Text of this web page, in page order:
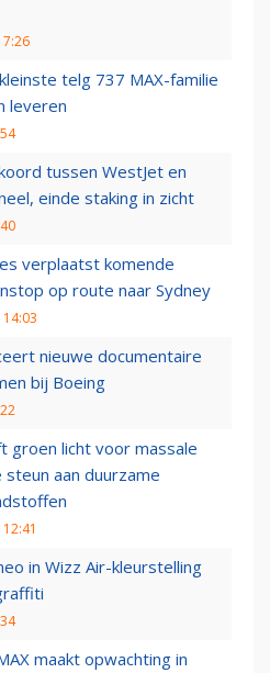
7:26
telg 737 MAX-familie
leveren
tussen WestJet en
einde staking in zicht
verplaatst komende
op route naar Sydney
nieuwe documentaire
bij Boeing
groen licht voor massale
aan duurzame
in Wizz Air-kleurstelling
maakt opwachting in